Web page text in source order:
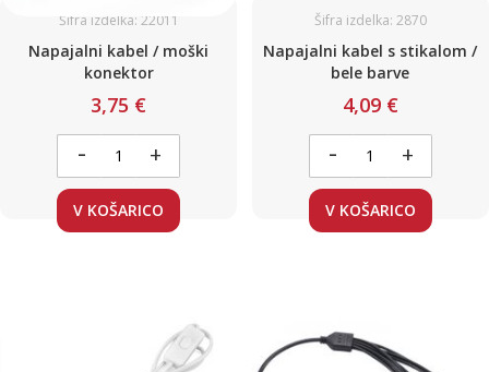
Šifra izdelka: 22011
Napajalni kabel / moški
konektor
3,75 €
- +
V KOŠARICO
Šifra izdelka: 2870
Napajalni kabel s stikalom /
bele barve
4,09 €
- +
V KOŠARICO